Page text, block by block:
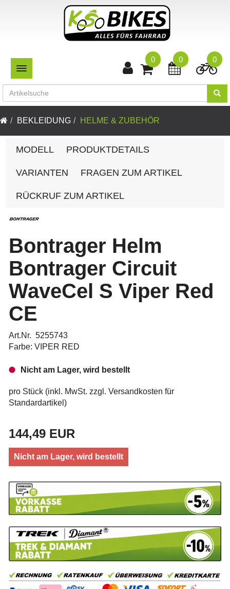
TOGGLE NAVIGATION
0
0
0
BEKLEIDUNG HELME & ZUBEHÖR
MODELL PRODUKTDETAILS
VARIANTEN FRAGEN ZUM ARTIKEL
RÜCKRUF ZUM ARTIKEL
Bontrager Helm
Bontrager Circuit
WaveCel S Viper Red
CE
Art.Nr. 5255743
Farbe: VIPER RED
Nicht am Lager, wird bestellt
pro Stück (inkl. MwSt. zzgl. Versandkosten für
Standardartikel )
144,49 EUR
Nicht am Lager, wird bestellt